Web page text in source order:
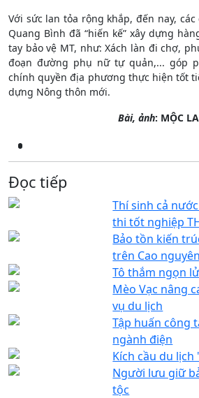
Với sức lan tỏa rộng khắp, đến nay,
Quang Bình đã “hiến kế” xây dựng
tay bảo vệ MT, như: Xách làn đi chợ,
đoạn đường phụ nữ tự quản,... góp
chính quyền địa phương thực hiện tốt
dựng Nông thôn mới.
Bài, ảnh: MỘC
Đọc tiếp
Thí sinh cả
thi tốt nghiệp
Bảo tồn kiến
trên Cao
Tô thắm ngọn
Mèo Vạc nâng
vụ du lịch
Tập huấn công
ngành điện
Kích cầu du lịch
Người lưu giữ
tộc